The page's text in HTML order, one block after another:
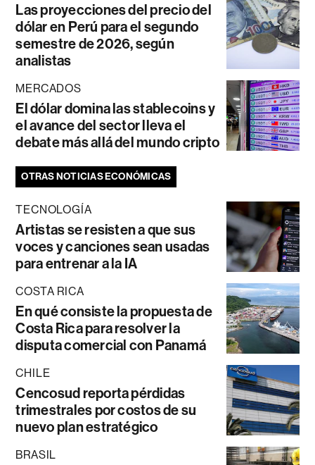
Las proyecciones del precio del
dólar en Perú para el segundo
semestre de 2026, según
analistas
MERCADOS
El dólar domina las stablecoins y
el avance del sector lleva el
debate más allá del mundo cripto
OTRAS NOTICIAS ECONÓMICAS
TECNOLOGÍA
Artistas se resisten a que sus
voces y canciones sean usadas
para entrenar a la IA
COSTA RICA
En qué consiste la propuesta de
Costa Rica para resolver la
disputa comercial con Panamá
CHILE
Cencosud reporta pérdidas
trimestrales por costos de su
nuevo plan estratégico
BRASIL